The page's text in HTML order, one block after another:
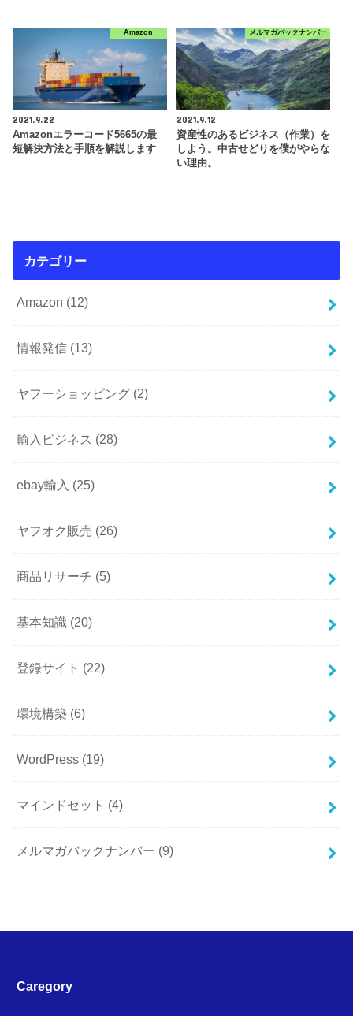
Amazon
2021.9.22
Amazonエラーコード5665の最
短解決方法と手順を解説します
メルマガバックナンバー
2021.9.12
資産性のあるビジネス（作業）を
しよう。中古せどりを僕がやらな
い理由。
カテゴリー
Amazon (12)
情報発信 (13)
ヤフーショッピング (2)
輸入ビジネス (28)
ebay輸入 (25)
ヤフオク販売 (26)
商品リサーチ (5)
基本知識 (20)
登録サイト (22)
環境構築 (6)
WordPress (19)
マインドセット (4)
メルマガバックナンバー (9)
Caregory